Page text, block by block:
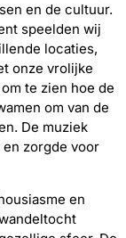
en de cultuur.
speelden wij
locaties,
onze vrolijke
te zien hoe de
om van de
De muziek
zorgde voor
en